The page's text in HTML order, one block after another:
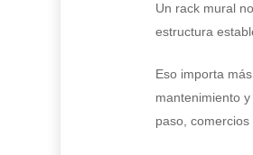
Un rack mural
estructura
Eso importa
mantenimiento
paso, comercios